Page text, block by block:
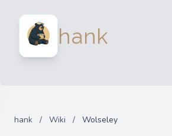
hank
Para
Iniciar sesion
hank / Wiki / Wolseley